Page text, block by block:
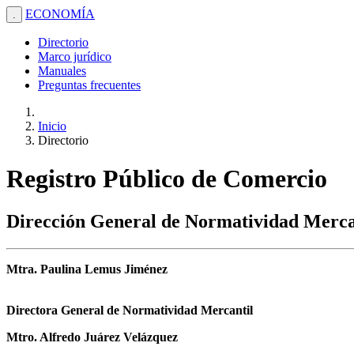
. ECONOMÍA
Directorio
Marco jurídico
Manuales
Preguntas frecuentes
Inicio
Directorio
Registro Público de Comercio
Dirección General de Normatividad
Mtra. Paulina Lemus Jiménez
Directora General de Normatividad Mercantil
Mtro. Alfredo Juárez Velázquez